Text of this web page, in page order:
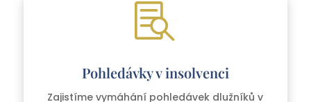

Pohledávky v insolvenci
Zajistíme vymáhání pohledávek dlužníků v